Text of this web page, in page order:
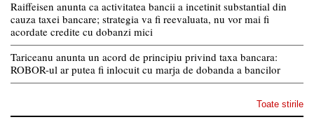
Raiffeisen anunta ca activitatea bancii a incetinit substantial din
cauza taxei bancare; strategia va fi reevaluata, nu vor mai fi
acordate credite cu dobanzi mici
Tariceanu anunta un acord de principiu privind taxa bancara:
ROBOR-ul ar putea fi inlocuit cu marja de dobanda a bancilor
Toate stirile